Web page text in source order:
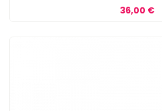
Prix
36,00 €